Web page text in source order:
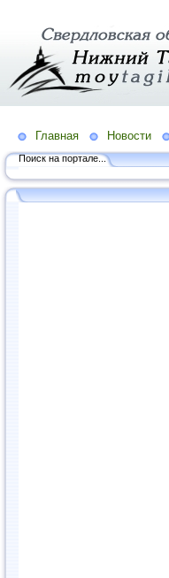
Главная Новости
Поиск на портале...